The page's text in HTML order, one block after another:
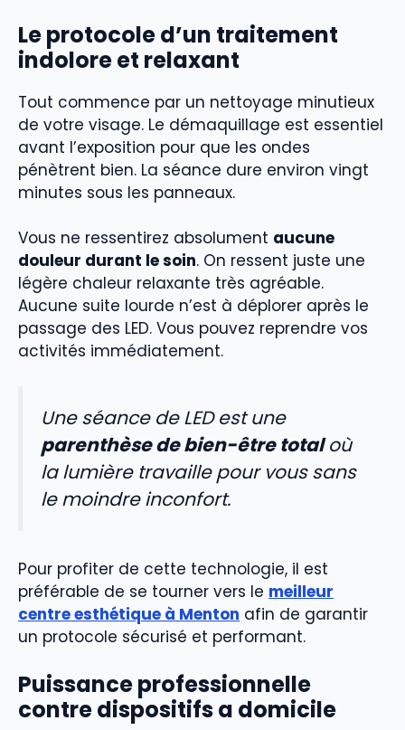
Le protocole d’un traitement
indolore et relaxant
Tout commence par un nettoyage minutieux
de votre visage. Le démaquillage est essentiel
avant l’exposition pour que les ondes
pénètrent bien. La séance dure environ vingt
minutes sous les panneaux.
Vous ne ressentirez absolument aucune
douleur durant le soin. On ressent juste une
légère chaleur relaxante très agréable.
Aucune suite lourde n’est à déplorer après le
passage des LED. Vous pouvez reprendre vos
activités immédiatement.
Une séance de LED est une
parenthèse de bien-être totaloù
la lumière travaille pour vous sans
le moindre inconfort.
Pour profiter de cette technologie, il est
préférable de se tourner vers le meilleur
centre esthétique à Menton afin de garantir
un protocole sécurisé et performant.
Puissance professionnelle
contre dispositifs a domicile